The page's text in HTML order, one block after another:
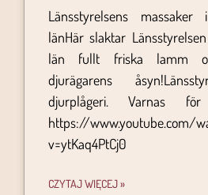
Länsstyrelsens massaker
länHär slaktar
län fullt friska lamm
djurägarens
djurplågeri. Varnas
https://www.youtube.com/
v=ytKaq4PtCj0
CZYTAJ WIĘCEJ »